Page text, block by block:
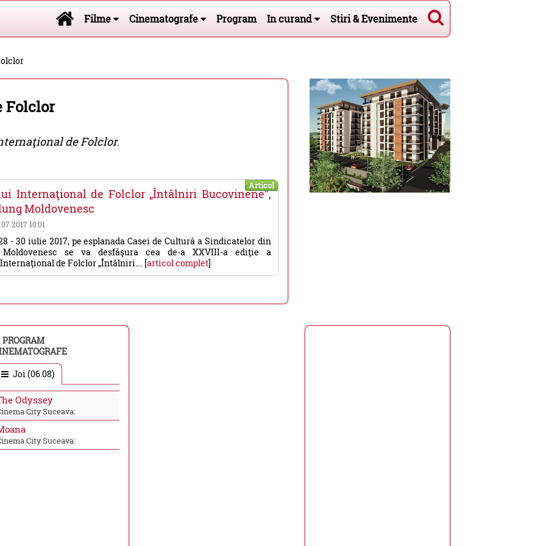
Filme Cinematografe Program In curand Stiri & Evenimente
Folclor
de Folclor.
Articol
Internaţional de Folclor „Întâlniri Bucovinene",
Moldovenesc
10:01
- 30 iulie 2017, pe esplanada Casei de Cultură a Sindicatelor din
Moldovenesc se va desfăşura cea de-a XXVIII-a ediţie a
de Folclor „Întâlniri.... [articol complet]
PROGRAM
Joi (06.08)
Odyssey
City Suceava:
City Suceava: